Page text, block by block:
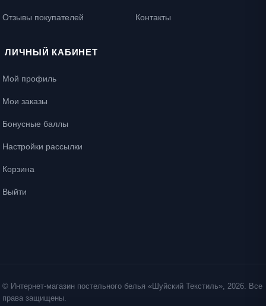
Отзывы покупателей Контакты
ЛИЧНЫЙ КАБИНЕТ
Мой профиль
Мои заказы
Бонусные баллы
Настройки рассылки
Корзина
Выйти
© Интернет-магазин постельного белья «Шуйский Текстиль», 2026. Все
права защищены.